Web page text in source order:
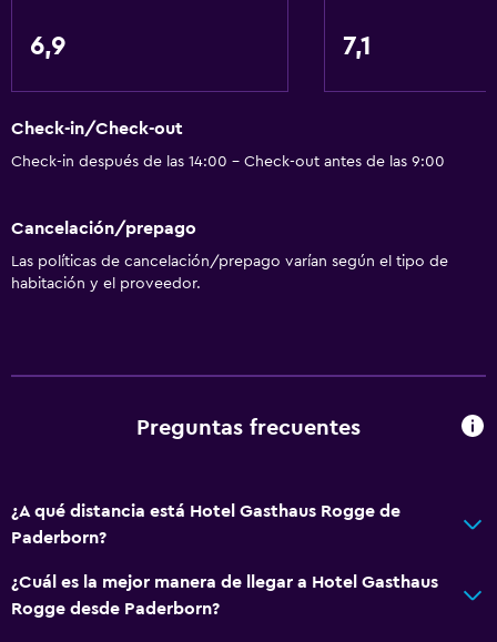
6,9 7,1
Check-in/Check-out
Check-in después de las 14:00 - Check-out antes de las 9:00
Cancelación/prepago
Las políticas de cancelación/prepago varían según el tipo de
habitación y el proveedor.
Preguntas frecuentes
¿A qué distancia está Hotel Gasthaus Rogge de
Paderborn?
¿Cuál es la mejor manera de llegar a Hotel Gasthaus
Rogge desde Paderborn?